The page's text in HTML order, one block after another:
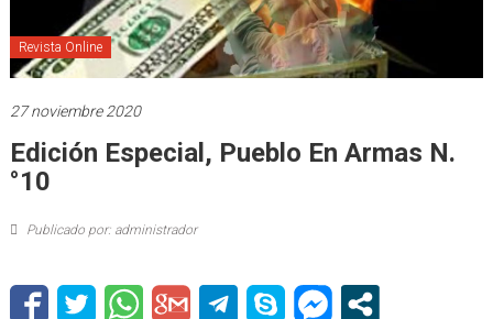
Revista Online
27 noviembre 2020
Edición Especial, Pueblo En Armas N.
°10
Publicado por: administrador